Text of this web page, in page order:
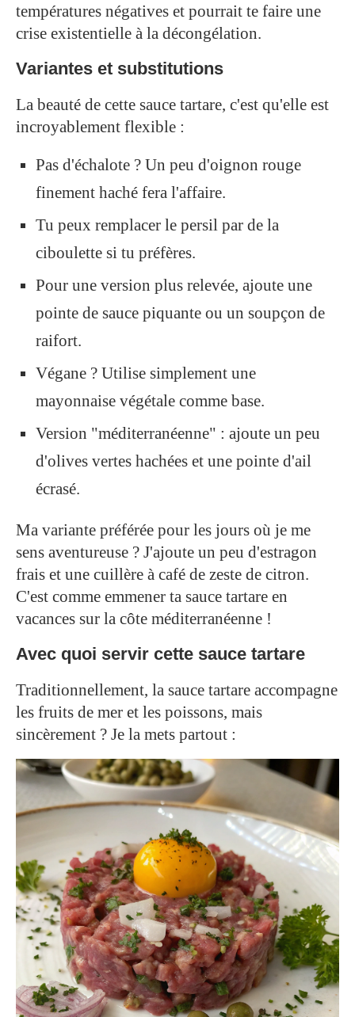
températures négatives et pourrait te faire une
crise existentielle à la décongélation.
Variantes et substitutions
La beauté de cette sauce tartare, c'est qu'elle est
incroyablement flexible :
Pas d'échalote ? Un peu d'oignon rouge
finement haché fera l'affaire.
Tu peux remplacer le persil par de la
ciboulette si tu préfères.
Pour une version plus relevée, ajoute une
pointe de sauce piquante ou un soupçon de
raifort.
Végane ? Utilise simplement une
mayonnaise végétale comme base.
Version "méditerranéenne" : ajoute un peu
d'olives vertes hachées et une pointe d'ail
écrasé.
Ma variante préférée pour les jours où je me
sens aventureuse ? J'ajoute un peu d'estragon
frais et une cuillère à café de zeste de citron.
C'est comme emmener ta sauce tartare en
vacances sur la côte méditerranéenne !
Avec quoi servir cette sauce tartare
Traditionnellement, la sauce tartare accompagne
les fruits de mer et les poissons, mais
sincèrement ? Je la mets partout :